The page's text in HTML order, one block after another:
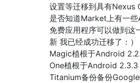
设置等迁移到具有Nexus
是否知道Market上有一
免费应用程序可以做到这
新 我已经成功迁移了：
Magic植根于Android
One植根于Android 2.3.3
Titanium备份备份